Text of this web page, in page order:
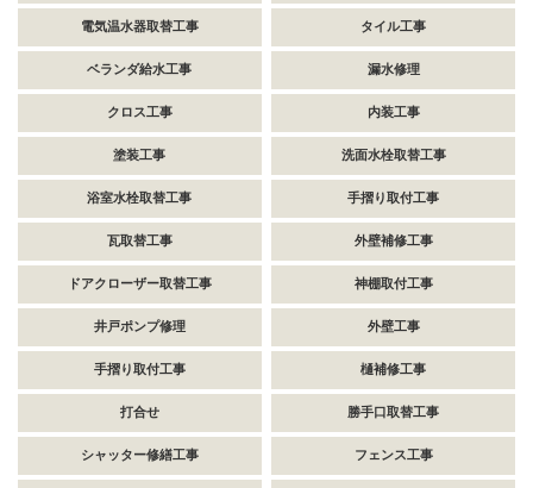
電気温水器取替工事 タイル工事
ベランダ給水工事 漏水修理
クロス工事 内装工事
塗装工事 洗面水栓取替工事
浴室水栓取替工事 手摺り取付工事
瓦取替工事 外壁補修工事
ドアクローザー取替工事 神棚取付工事
井戸ポンプ修理 外壁工事
手摺り取付工事 樋補修工事
打合せ 勝手口取替工事
シャッター修繕工事 フェンス工事